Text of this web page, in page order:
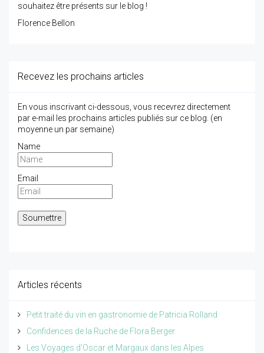
souhaitez être présents sur le blog !
Florence Bellon
Recevez les prochains articles
En vous inscrivant ci-dessous, vous recevrez directement
par e-mail les prochains articles publiés sur ce blog. (en
moyenne un par semaine)
Name
Email
Articles récents
Petit traité du vin en gastronomie de Patricia Rolland
Confidences de la Ruche de Flora Berger
Les Voyages d'Oscar et Margaux dans les Alpes